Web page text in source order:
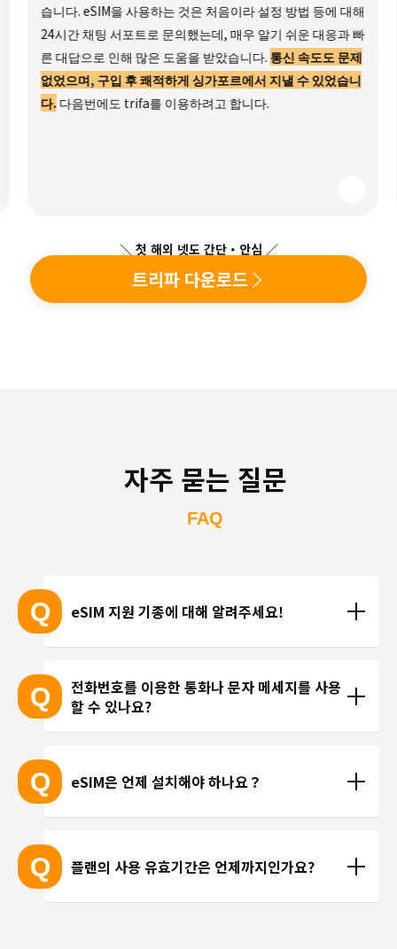
습니다. eSIM을 사용하는 것은 처음이라 설정 방법 등에 대해
24시간 채팅 서포트로 문의했는데, 매우 알기 쉬운 대응과 빠
른 대답으로 인해 많은 도움을 받았습니다. 통신 속도도 문제
없었으며, 구입 후 쾌적하게 싱가포르에서 지낼 수 있었습니
다. 다음번에도 trifa를 이용하려고 합니다.
＼ 첫 해외 넷도 간단・안심 ／
트리파 다운로드
자주 묻는 질문
FAQ
Q eSIM 지원 기종에 대해 알려주세요!
※ eSIM 지원 기기가 계속 출시되고 있기 때문에 최신
기기는 목록에 포함되지 않을 수 있습니다.
※ 고객님의 기기가 eSIM을 지원하는지 여부에 대해
서는 개별 문의를 통해 확인해 드리지 않습니다.
Q
전화번호를 이용한 통화나 문자 메세지를 사용
할 수 있나요?
고 있지 않습니다. 카카오톡, 인스타그램 등 인터넷 회
선을 이용한 통화를 이용해 주시기 바랍니다.
Q eSIM은 언제 설치해야 하나요？
하셔도 괜찮습니다. 현지 공항의 와이파이 속도가 걱
정되시는 분들은 국내에서 설치 및 설정을 완료하고,
현지에서 eSIM만 전환하는 방법을 추천해 드립니다.
Q 플랜의 사용 유효기간은 언제까지인가요?